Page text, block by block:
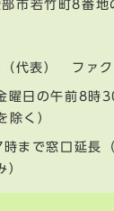
市若竹町8番地
（代表） ファ
日の午前8時
除く）
時まで窓口延長
）